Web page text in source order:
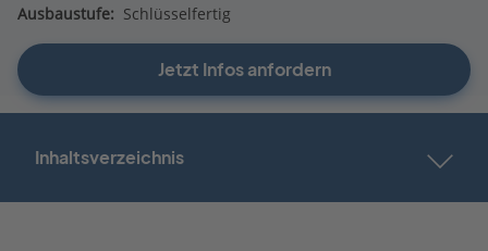
Ausbaustufe: Schlüsselfertig
Jetzt Infos anfordern
Inhaltsverzeichnis